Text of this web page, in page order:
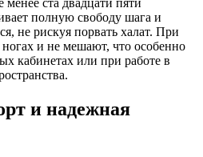
менее ста двадцати пяти
полную свободу шага и
не рискуя порвать халат. При
и не мешают, что особенно
кабинетах или при работе в
и надежная